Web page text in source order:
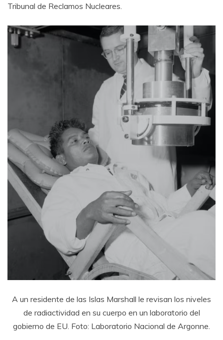
Tribunal de Reclamos Nucleares.
A un residente de las Islas Marshall le revisan los niveles
de radiactividad en su cuerpo en un laboratorio del
gobierno de EU. Foto: Laboratorio Nacional de Argonne.